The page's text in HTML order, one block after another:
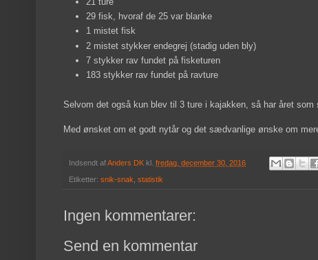
29 fisk, hvoraf de 25 var blanke
1 mistet fisk
2 mistet stykker endegrej (stadig uden bly)
7 stykker rav fundet på fisketuren
183 stykker rav fundet på ravture
Selvom det også kun blev til 3 ture i kajakken, så har året
Med ønsket om et godt nytår og det sædvanlige ønske om
Indsendt afAnders DK kl. fredag, december 30, 2016
Etiketter: snik-snak statistik
Ingen kommentarer:
Send en kommentar